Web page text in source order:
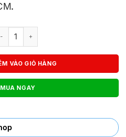
Bàn Ghế Cafe Tròn 2 Ghế 3017 1
VÀO GIỎ HÀNG
MUA NGAY